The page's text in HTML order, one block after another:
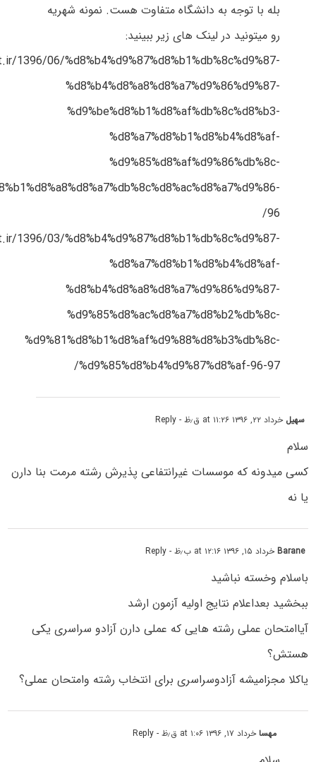
بله با توجه به دانشگاه متفاوت هست. نمونه شهریه
رو میتونید در لینک های زیر ببینید:
06/%d8%b4%d9%87%d8%b1%db%8c%d9%87-
%d8%b4%d8%a8%d8%a7%d9%86%d9%87-
%d9%be%d8%b1%d8%af%db%8c%d8%b3-
%d8%a7%d8%b1%d8%b4%d8%af-
%d9%85%d8%af%d9%86%db%8c-
96/
03/%d8%b4%d9%87%d8%b1%db%8c%d9%87-
%d8%a7%d8%b1%d8%b4%d8%af-
%d8%b4%d8%a8%d8%a7%d9%86%d9%87-
%d9%85%d8%ac%d8%a7%d8%b2%db%8c-
%d9%81%d8%b1%d8%af%d9%88%d8%b3%db%8c-
%d9%85%d8%b4%d9%87%d8%af-96-97/
سهیل خرداد ۲۲, ۱۳۹۶ at ۱۱:۲۶ ق٫ظ - Reply
سلام
کسی میدونه که موسسات غیرانتفاعی پذیرش رشته مرمت بنا دارن
یا نه
Baraneخرداد ۱۵, ۱۳۹۶ at ۱۲:۱۶ ب٫ظ - Reply
باسلام وخسته نباشید
ببخشید بعداعلام نتایج اولیه آزمون ارشد
آیاامتحان عملی رشته هایی که عملی دارن آزادو سراسری یکی
هستش؟
یاکلا مجزامیشه آزادوسراسری برای انتخاب رشته وامتحان عملی؟
مهساخرداد ۱۷, ۱۳۹۶ at ۱:۰۶ ق٫ظ - Reply